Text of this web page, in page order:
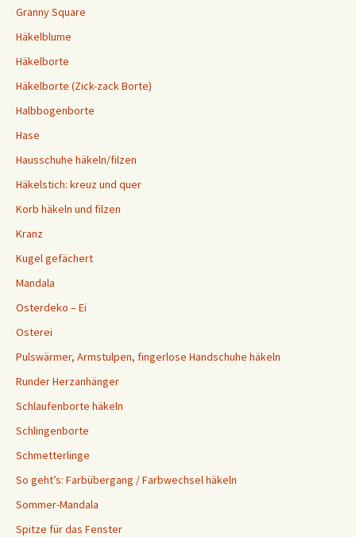
Granny Square
Häkelblume
Häkelborte
Häkelborte (Zick-zack Borte)
Halbbogenborte
Hase
Hausschuhe häkeln/filzen
Häkelstich: kreuz und quer
Korb häkeln und filzen
Kranz
Kugel gefächert
Mandala
Osterdeko – Ei
Osterei
Pulswärmer, Armstulpen, fingerlose Handschuhe häkeln
Runder Herzanhänger
Schlaufenborte häkeln
Schlingenborte
Schmetterlinge
So geht’s: Farbübergang / Farbwechsel häkeln
Sommer-Mandala
Spitze für das Fenster